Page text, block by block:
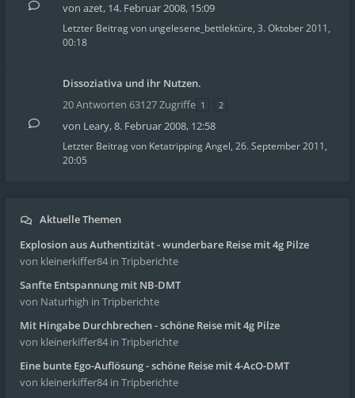
von azet, 14. Februar 2008, 15:09
Letzter Beitrag von ungelesene_bettlektüre, 3. Oktober 2011,
00:18
Dissoziativa und ihr Nutzen.
20 Antworten 63127 Zugriffe 1 2
von Leary,8. Februar 2008, 12:58
Letzter Beitrag von Ketatripping Angel, 26. September 2011,
20:05
Aktuelle Themen
Explosion aus Authentizität - wunderbare Reise mit 4g Pilze
von kleinerkiffer84 in Tripberichte
Sanfte Entspannung mit NB-DMT
von Naturhigh in Tripberichte
Mit Hingabe Durchbrechen - schöne Reise mit 4g Pilze
von kleinerkiffer84 in Tripberichte
Eine bunte Ego-Auflösung - schöne Reise mit 4-AcO-DMT
von kleinerkiffer84 in Tripberichte